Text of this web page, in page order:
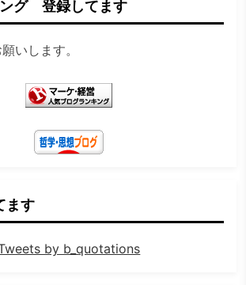
グ 登録してます
いします。
ます
by b_quotations